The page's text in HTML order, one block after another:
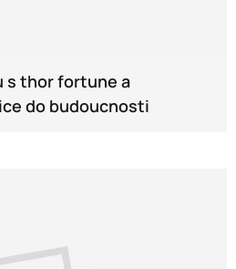
s thor fortune a
do budoucnosti